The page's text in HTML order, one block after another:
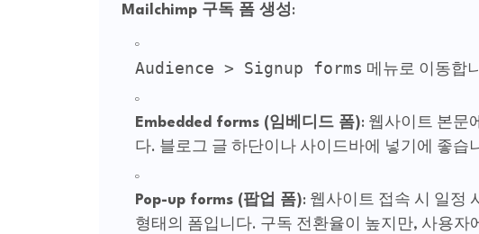
Mailchimp 구독 폼 생성:
Audience > Signup forms 메뉴로 이동합
Embedded forms (임베디드 폼): 웹사이트 본문
다. 블로그 글 하단이나 사이드바에 넣기에 좋습
Pop-up forms (팝업 폼): 웹사이트 접속 시 일정
형태의 폼입니다. 구독 전환율이 높지만, 사용